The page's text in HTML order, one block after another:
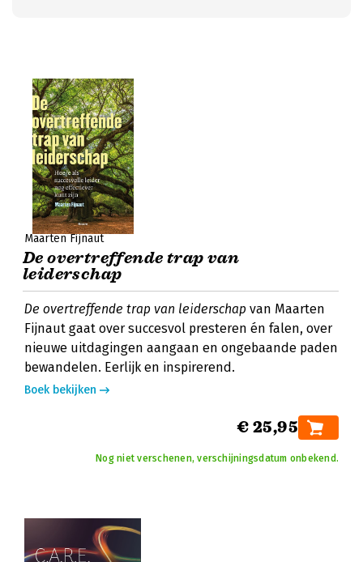
Maarten Fijnaut
De overtreffende trap van
leiderschap
De overtreffende trap van leiderschap van Maarten
Fijnaut gaat over succesvol presteren én falen, over
nieuwe uitdagingen aangaan en ongebaande paden
bewandelen. Eerlijk en inspirerend.
Boek bekijken
€ 25,95
Nog niet verschenen, verschijningsdatum onbekend.